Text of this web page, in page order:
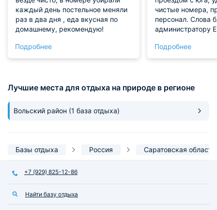
каждый день постельное меняли
раз в два дня , еда вкусная по
домашнему, рекомендую!
Подробнее
чистые номера,
персонал. Слова
администратору
проволочек,
прекрасный
Подробнее
Лучшие места для отдыха на природе в регионе
Вольский район (1 база отдыха)
Базы отдыха Россия Саратовская область
+7 (929) 825-12-86
Найти базу отдыха